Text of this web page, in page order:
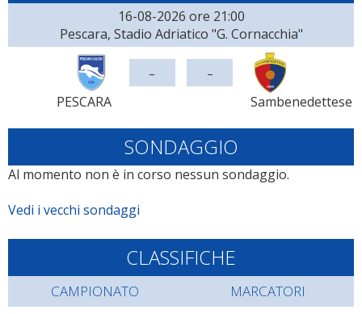
16-08-2026 ore 21:00
Pescara, Stadio Adriatico "G. Cornacchia"
PESCARA
- -
Sambenedettese
SONDAGGIO
Al momento non è in corso nessun sondaggio.
Vedi i vecchi sondaggi
CLASSIFICHE
CAMPIONATO MARCATORI